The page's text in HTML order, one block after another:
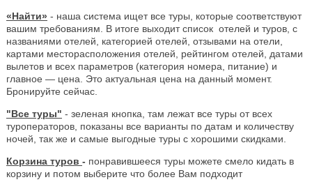
«Найти» - наша система ищет все туры, которые соответствуют
вашим требованиям. В итоге выходит список отелей и туров, с
названиями отелей, категорией отелей, отзывами на отели,
картами месторасположения отелей, рейтингом отелей, датами
вылетов и всех параметров (категория номера, питание) и
главное — цена. Это актуальная цена на данный момент.
Бронируйте сейчас.
"Все туры" - зеленая кнопка, там лежат все туры от всех
туроператоров, показаны все варианты по датам и количеству
ночей, так же и самые выгодные туры с хорошими скидками.
Корзина туров - понравившееся туры можете смело кидать в
корзину и потом выберите что более Вам подходит